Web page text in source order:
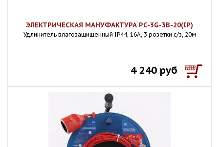
ЭЛЕКТРИЧЕСКАЯ МАНУФАКТУРА PC-3G-3B-20(IP)
Удлинитель влагозащищенный IP44, 16А, 3 розетки с/з, 20м
4 240 руб